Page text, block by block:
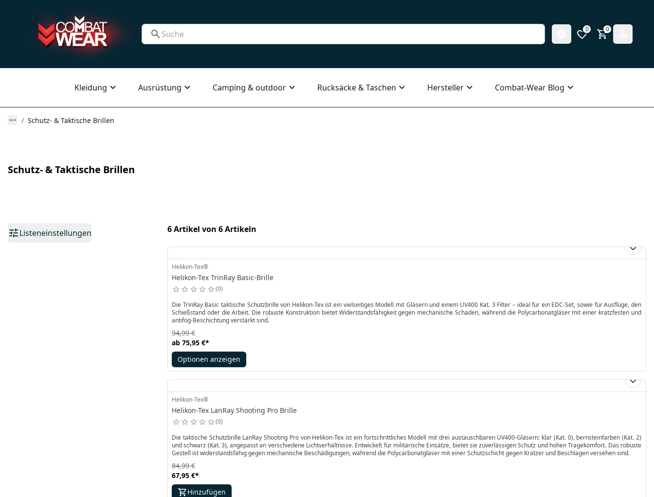
0 0
Kleidung Ausrüstung Camping & outdoor Rucksäcke & Taschen Hersteller Combat-Wear Blog
Schutz- & Taktische Brillen
Schutz- & Taktische Brillen
Listeneinstellungen 6 Artikel von 6 Artikeln
Helikon-Tex®
Helikon-Tex TrinRay Basic-Brille
0
Die TrinRay Basic taktische Schutzbrille von Helikon-Tex ist ein vielseitiges Modell mit Gläsern und einem UV400 Kat. 3 Filter – ideal für ein EDC-Set, sowie für Ausflüge, den
Schießstand oder die Arbeit. Die robuste Konstruktion bietet Widerstandsfähigkeit gegen mechanische Schäden, während die Polycarbonatgläser mit einer kratzfesten und
antifog-Beschichtung verstärkt sind.
ab 75,95 €*
94,99 €
Optionen anzeigen
Helikon-Tex®
Helikon-Tex LanRay Shooting Pro Brille
0
Die taktische Schutzbrille LanRay Shooting Pro von Helikon-Tex ist ein fortschrittliches Modell mit drei austauschbaren UV400-Gläsern: klar (Kat. 0), bernsteinfarben (Kat. 2)
und schwarz (Kat. 3), angepasst an verschiedene Lichtverhältnisse. Entwickelt für militärische Einsätze, bietet sie zuverlässigen Schutz und hohen Tragekomfort. Das robuste
Gestell ist widerstandsfähig gegen mechanische Beschädigungen, während die Polycarbonatgläser mit einer Schutzschicht gegen Kratzer und Beschlagen versehen sind.
67,95 €*
84,99 €
Hinzufügen